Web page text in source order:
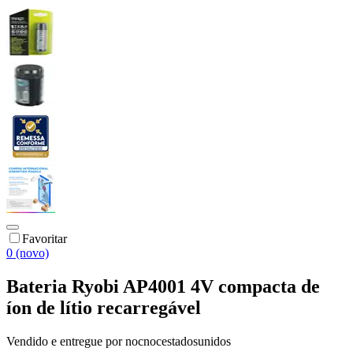
Favoritar
0 (novo)
Bateria Ryobi AP4001 4V compacta de
íon de lítio recarregável
Vendido e entregue por nocnocestadosunidos